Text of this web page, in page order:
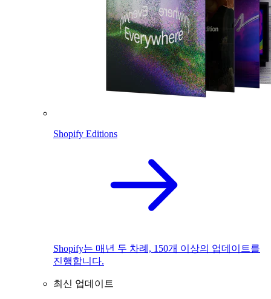
Shopify Editions
Shopify는 매년 두 차례, 150개 이상의 업데이트를
진행합니다.
최신 업데이트